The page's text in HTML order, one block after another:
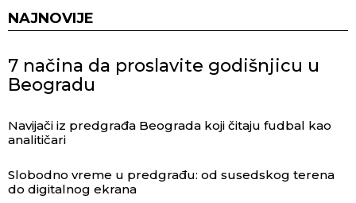
NAJNOVIJE
7 načina da proslavite godišnjicu u
Beogradu
Navijači iz predgrađa Beograda koji čitaju fudbal kao
analitičari
Slobodno vreme u predgrađu: od susedskog terena
do digitalnog ekrana